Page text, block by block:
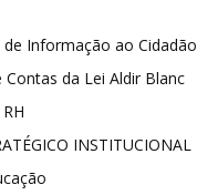
de Informação ao Cidadão
Contas da Lei Aldir Blanc
INSTITUCIONAL